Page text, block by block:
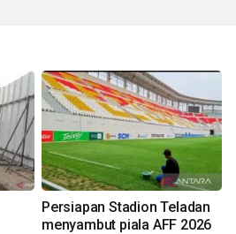
Persiapan Stadion Teladan
menyambut piala AFF 2026